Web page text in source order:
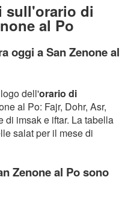
sull'orario di
al Po
oggi a San Zenone al
dell'orario di
al Po: Fajr, Dohr, Asr,
di imsak e iftar. La tabella
salat per il mese di
Zenone al Po sono